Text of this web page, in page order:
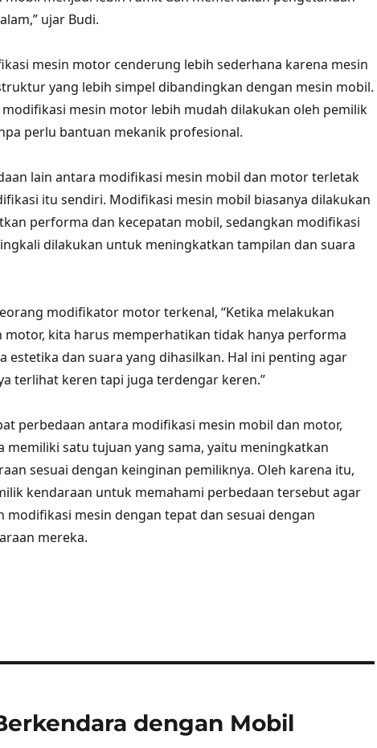
ujar Budi.
mesin motor cenderung lebih sederhana karena mesin
yang lebih simpel dibandingkan dengan mesin mobil.
mesin motor lebih mudah dilakukan oleh pemilik
perlu bantuan mekanik profesional.
lain antara modifikasi mesin mobil dan motor terletak
itu sendiri. Modifikasi mesin mobil biasanya dilakukan
performa dan kecepatan mobil, sedangkan modifikasi
dilakukan untuk meningkatkan tampilan dan suara
modifikator motor terkenal, “Ketika melakukan
motor, kita harus memperhatikan tidak hanya performa
estetika dan suara yang dihasilkan. Hal ini penting agar
terlihat keren tapi juga terdengar keren.”
perbedaan antara modifikasi mesin mobil dan motor,
memiliki satu tujuan yang sama, yaitu meningkatkan
sesuai dengan keinginan pemiliknya. Oleh karena itu,
kendaraan untuk memahami perbedaan tersebut agar
modifikasi mesin dengan tepat dan sesuai dengan
mereka.
dengan Mobil